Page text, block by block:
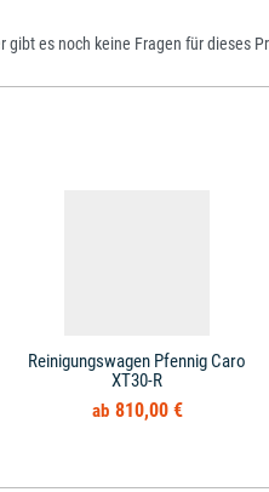
gibt es noch keine Fragen für dieses
Reinigungswagen Pfennig Caro
XT30-R
810,00 €